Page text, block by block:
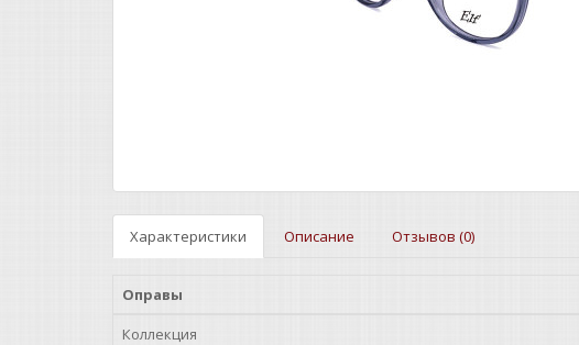
Характеристики Описание Отзывов (0)
Оправы
Коллекция